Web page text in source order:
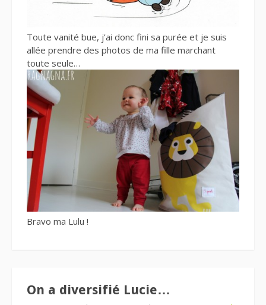
Toute vanité bue, j’ai donc fini sa purée et je suis
allée prendre des photos de ma fille marchant
toute seule…
Bravo ma Lulu !
On a diversifié Lucie…